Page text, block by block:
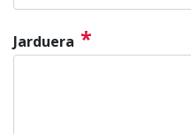
Jarduera *